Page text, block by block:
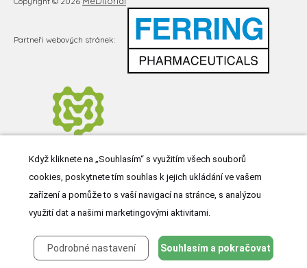
Partneři webových stránek:
Když kliknete na „Souhlasím“ s využitím všech souborů
cookies, poskytnete tím souhlas k jejich ukládání ve vašem
zařízení a pomůže to s vaší navigací na stránce, s analýzou
využití dat a našimi marketingovými aktivitami.
Podrobné nastavení Souhlasím a pokračovat